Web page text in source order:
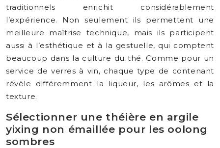
traditionnels enrichit considérablement
l’expérience. Non seulement ils permettent une
meilleure maîtrise technique, mais ils participent
aussi à l’esthétique et à la gestuelle, qui comptent
beaucoup dans la culture du thé. Comme pour un
service de verres à vin, chaque type de contenant
révèle différemment la liqueur, les arômes et la
texture.
Sélectionner une théière en argile
yixing non émaillée pour les oolong
sombres